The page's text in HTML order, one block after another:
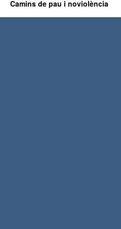
Camins de pau i noviolència